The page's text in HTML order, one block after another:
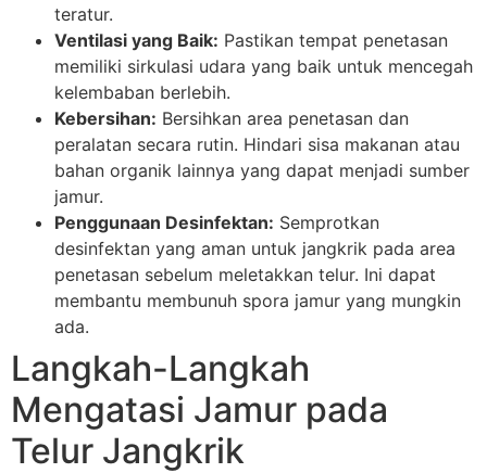
teratur.
Ventilasi yang Baik: Pastikan tempat penetasan
memiliki sirkulasi udara yang baik untuk mencegah
kelembaban berlebih.
Kebersihan: Bersihkan area penetasan dan
peralatan secara rutin. Hindari sisa makanan atau
bahan organik lainnya yang dapat menjadi sumber
jamur.
Penggunaan Desinfektan: Semprotkan
desinfektan yang aman untuk jangkrik pada area
penetasan sebelum meletakkan telur. Ini dapat
membantu membunuh spora jamur yang mungkin
ada.
Langkah-Langkah
Mengatasi Jamur pada
Telur Jangkrik